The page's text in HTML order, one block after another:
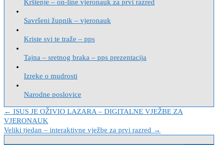
Krštenje – on-line vjeronauk za prvi razred
Savršeni župnik – vjeronauk
Kriste svi te traže – pps
Tajna – sretnog braka – pps prezentacija
Izreke o mudrosti
Narodne poslovice
Navigacija
objava
← ISUS JE OŽIVIO LAZARA – DIGITALNE VJEŽBE ZA
VJERONAUK
Veliki tjedan – interaktivne vježbe za prvi razred →